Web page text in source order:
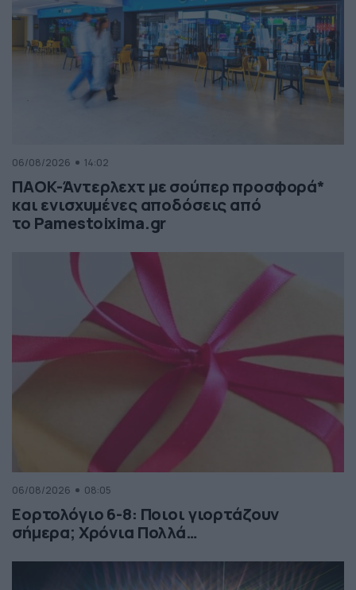
06/08/2026 14:02
ΠΑΟΚ-Άντερλεχτ με σούπερ προσφορά*
και ενισχυμένες αποδόσεις από
το Pamestoixima.gr
06/08/2026 08:05
Εορτολόγιο 6-8: Ποιοι γιορτάζουν
σήμερα; Χρόνια Πολλά…